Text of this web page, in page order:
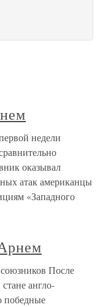
недели
оказывал
атак американцы
«Западного
После
англо-
победные